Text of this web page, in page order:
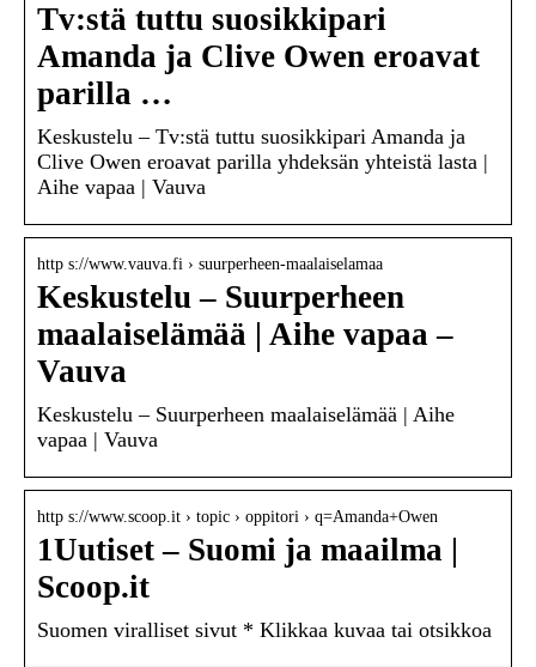
Tv:stä tuttu suosikkipari
Amanda ja Clive Owen eroavat
parilla …
Keskustelu – Tv:stä tuttu suosikkipari Amanda ja
Clive Owen eroavat parilla yhdeksän yhteistä lasta |
Aihe vapaa | Vauva
http s://www.vauva.fi › suurperheen-maalaiselamaa
Keskustelu – Suurperheen
maalaiselämää | Aihe vapaa –
Vauva
Keskustelu – Suurperheen maalaiselämää | Aihe
vapaa | Vauva
http s://www.scoop.it › topic › oppitori › q=Amanda+Owen
1Uutiset – Suomi ja maailma |
Scoop.it
Suomen viralliset sivut * Klikkaa kuvaa tai otsikkoa